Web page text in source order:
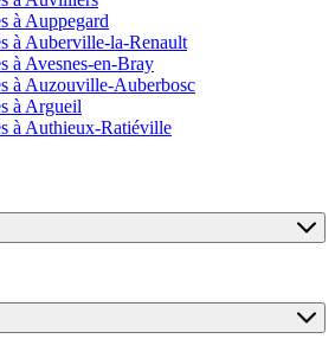
à Auppegard
à Auberville-la-Renault
à Avesnes-en-Bray
à Auzouville-Auberbosc
à Argueil
à Authieux-Ratiéville